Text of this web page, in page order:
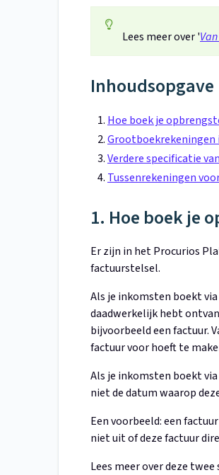
Lees meer over '
Inhoudsopgave
Hoe boek je
Verdere specificatie
Tussenrekeningen
1. Hoe boek je
Er zijn in het Procurios
factuurstelsel.
Als je inkomsten boekt
daadwerkelijk hebt
bijvoorbeeld een factuur.
factuur voor hoeft te
Als je inkomsten boekt
niet de datum waarop
Een voorbeeld: een
niet uit of deze factuur
Lees meer over deze